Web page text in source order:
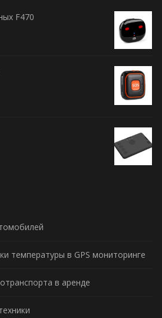
F470
температуры в GPS мониторинге
в аренде